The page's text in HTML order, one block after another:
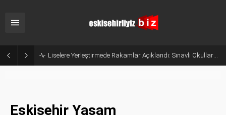
Liselere Yerleştirmede Rakamlar Açıklandı: Sınavlı Okullarda %95,76 Doluluk
Eskişehir Yaşam